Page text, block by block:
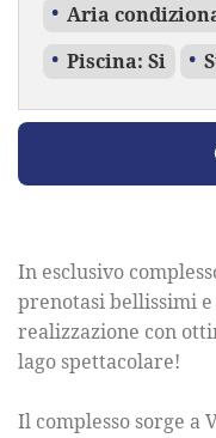
Aria
Piscina: Si
In esclusivo
prenotasi bellissimi
realizzazione con
lago spettacolare!
Il complesso sorge a